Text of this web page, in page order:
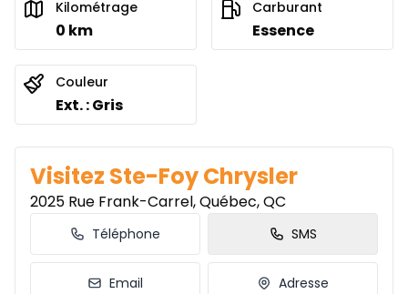
Kilométrage
0 km
Carburant
Essence
Couleur
Ext. : Gris
Visitez Ste-Foy Chrysler
2025 Rue Frank-Carrel, Québec, QC
Téléphone SMS
Email Adresse